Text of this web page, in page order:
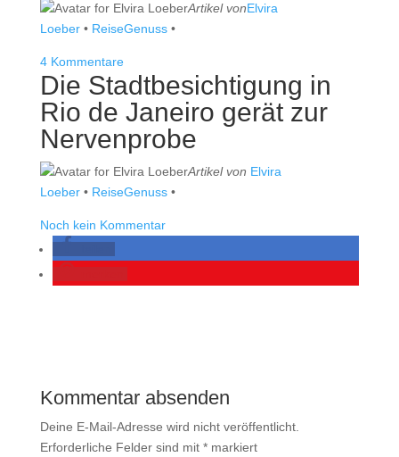
Artikel vonElvira
Loeber• ReiseGenuss•
4 Kommentare
Die Stadtbesichtigung in
Rio de Janeiro gerät zur
Nervenprobe
Artikel von Elvira
Loeber• ReiseGenuss•
Noch kein Kommentar
Kommentar absenden
Deine E-Mail-Adresse wird nicht veröffentlicht.
Erforderliche Felder sind mit *markiert